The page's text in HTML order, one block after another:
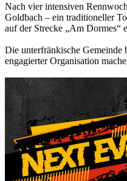
Nach vier intensiven
Goldbach – ein traditioneller
auf der Strecke „Am Dormes“
Die unterfränkische Gemeinde
engagierter Organisation